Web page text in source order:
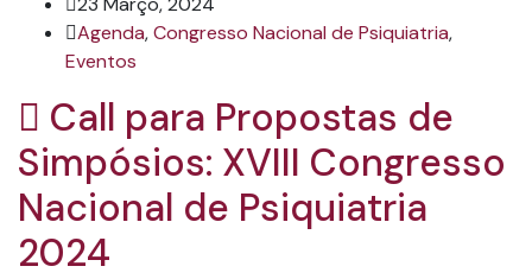
Agenda,Congresso Nacional de Psiquiatria,
Eventos
Call para Propostas de
Simpósios: XVIII Congresso
Nacional de Psiquiatria
2024